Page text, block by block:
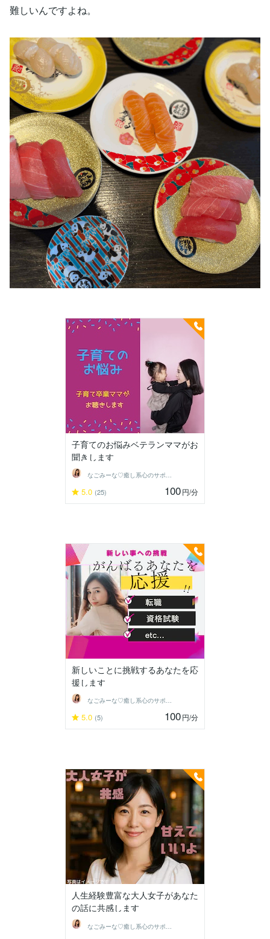
難しいんですよね。
子育てのお悩みベテランママがお
聞きします
なごみーな♡癒し系心のサポーター
5.0 (25) 100円/分
新しいことに挑戦するあなたを応
援します
なごみーな♡癒し系心のサポーター
5.0 (5) 100円/分
人生経験豊富な大人女子があなた
の話に共感します